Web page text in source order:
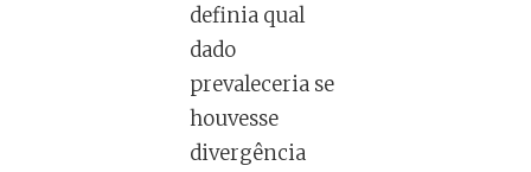
definia qual
dado
prevaleceria se
houvesse
divergência